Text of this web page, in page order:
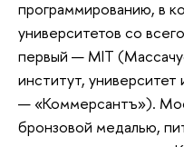
программированию, в
университетов со
первый — MIT
институт,
— «Коммерсантъ»).
бронзовой медалью,